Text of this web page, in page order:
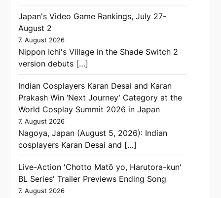
Japan's Video Game Rankings, July 27-
August 2
7. August 2026
Nippon Ichi's Village in the Shade Switch 2
version debuts […]
Indian Cosplayers Karan Desai and Karan
Prakash Win ‘Next Journey’ Category at the
World Cosplay Summit 2026 in Japan
7. August 2026
Nagoya, Japan (August 5, 2026): Indian
cosplayers Karan Desai and […]
Live-Action 'Chotto Matō yo, Harutora-kun'
BL Series' Trailer Previews Ending Song
7. August 2026